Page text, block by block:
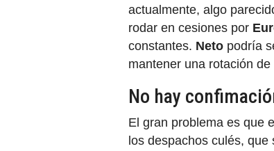
actualmente, algo
rodar en cesiones por
constantes. Neto podría
mantener una rotación de
No hay
El gran problema es que
los despachos culés,